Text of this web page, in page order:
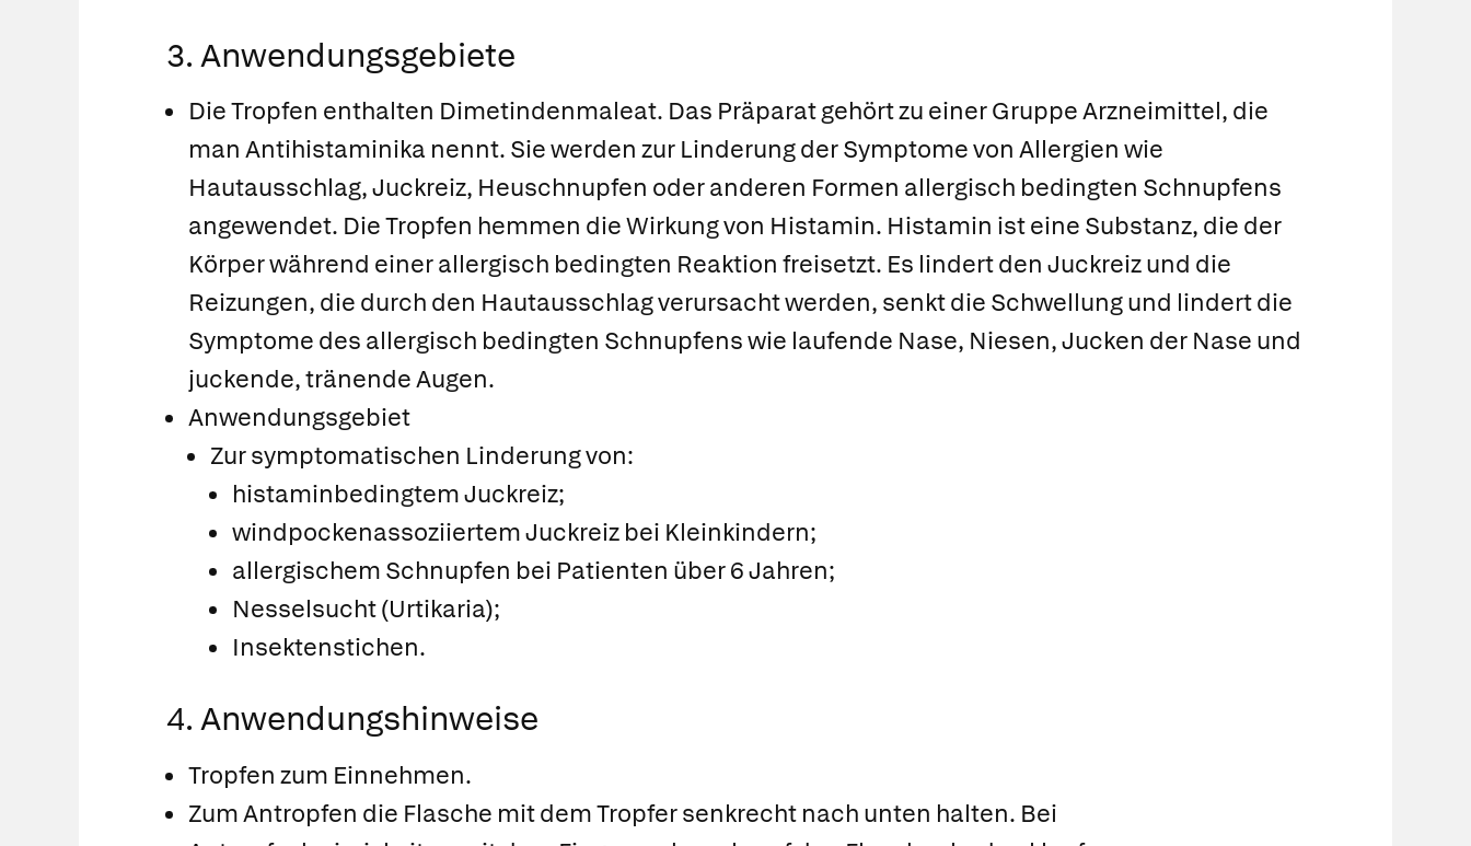
3. Anwendungsgebiete
Die Tropfen enthalten Dimetindenmaleat. Das Präparat gehört zu einer Gruppe Arzneimittel, die
man Antihistaminika nennt. Sie werden zur Linderung der Symptome von Allergien wie
Hautausschlag, Juckreiz, Heuschnupfen oder anderen Formen allergisch bedingten Schnupfens
angewendet. Die Tropfen hemmen die Wirkung von Histamin. Histamin ist eine Substanz, die der
Körper während einer allergisch bedingten Reaktion freisetzt. Es lindert den Juckreiz und die
Reizungen, die durch den Hautausschlag verursacht werden, senkt die Schwellung und lindert die
Symptome des allergisch bedingten Schnupfens wie laufende Nase, Niesen, Jucken der Nase und
juckende, tränende Augen.
Anwendungsgebiet
Zur symptomatischen Linderung von:
histaminbedingtem Juckreiz;
windpockenassoziiertem Juckreiz bei Kleinkindern;
allergischem Schnupfen bei Patienten über 6 Jahren;
Nesselsucht (Urtikaria);
Insektenstichen.
4. Anwendungshinweise
Tropfen zum Einnehmen.
Zum Antropfen die Flasche mit dem Tropfer senkrecht nach unten halten. Bei